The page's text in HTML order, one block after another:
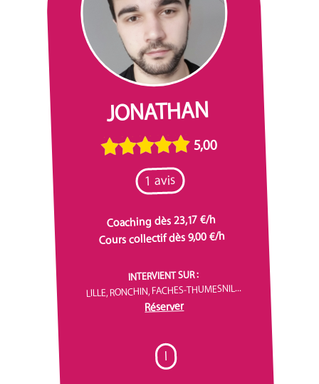
JONATHAN
5,00
1 avis
Coaching dès 23,17 €/h
Cours collectif dès 9,00 €/h
INTERVIENT SUR :
LILLE, RONCHIN, FACHES-THUMESNIL...
Réserver
I